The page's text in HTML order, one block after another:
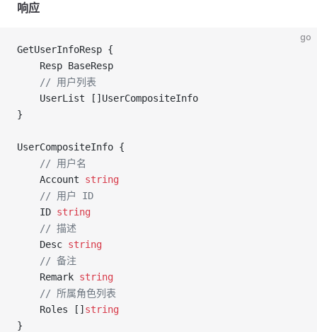
响应
go
GetUserInfoResp {
	Resp BaseResp
	// 用户列表
	UserList []UserCompositeInfo
}
UserCompositeInfo {
	// 用户名
	Account
string
	// 用户 ID
	ID
string
	// 描述
	Desc
string
	// 备注
	Remark
string
	// 所属角色列表
	Roles []
string
}